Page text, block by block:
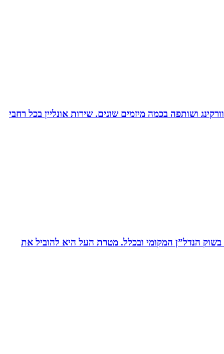
ושותפה בכמה מיזמים שונים. שירות אונליין בכל רחבי
בשוק הנדל”ן המקומי ובכלל. מטרת העל היא להוביל את